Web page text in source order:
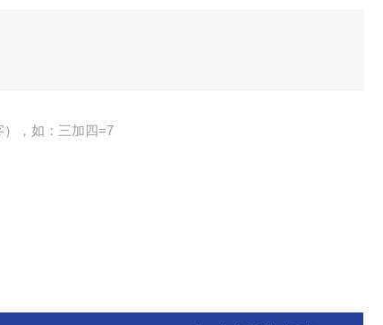
，如：三加四=7